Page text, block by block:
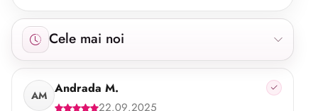
Cele mai noi
Afișăm 25 recenzii începând cu cele mai noi.
AM Andrada M.
22.09.2025